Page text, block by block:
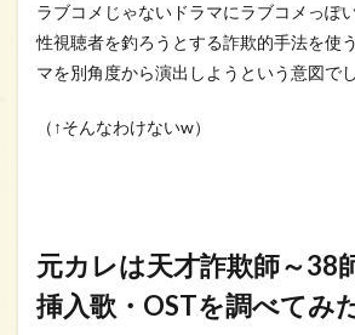
ラブコメじゃないドラマにラブコメっぽ
性視聴者を釣ろうとする詐欺的手法を使
マを別角度から演出しようという意図でし
（↑そんなわけないw）
元カレは天才詐欺師～38
挿入歌・OSTを調べてみ